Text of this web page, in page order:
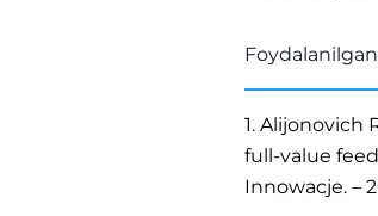
1. Alijonovich
full-value
Innowacje. –